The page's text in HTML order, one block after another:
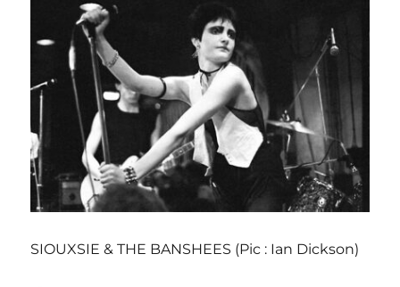
SIOUXSIE & THE BANSHEES (Pic : Ian Dickson)